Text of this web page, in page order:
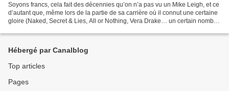
Soyons francs, cela fait des décennies qu’on n’a pas vu un Mike Leigh, et ce
d’autant que, même lors de la partie de sa carrière où il connut une certaine
gloire (Naked, Secret & Lies, All or Nothing, Vera Drake… un certain nombre
Hébergé par Canalblog
Top articles
Pages